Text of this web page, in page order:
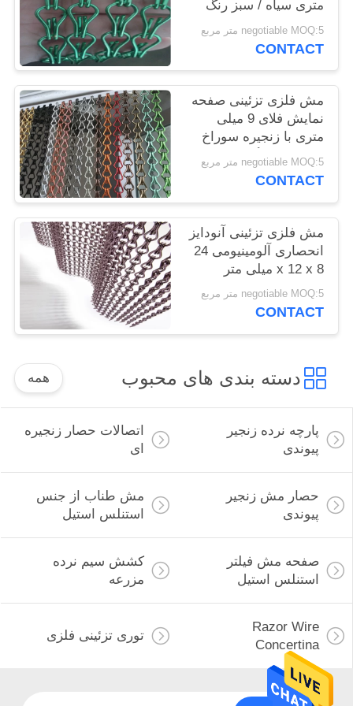
PRIVACY
POLICY
متری سیاه / سبز رنگ
negotiable MOQ:5 متر مربع
CONTACT
مش فلزی تزئینی صفحه
نمایش فلای 9 میلی
متری با زنجیره سوراخ
سفارشی رنگ طلایی
negotiable MOQ:5 متر مربع
CONTACT
مش فلزی تزئینی آنودایز
انحصاری آلومینیومی 24
x 12 x 8 میلی متر
negotiable MOQ:5 متر مربع
CONTACT
دسته بندی های محبوب همه
پارچه نرده زنجیر
پیوندی
اتصالات حصار زنجیره
ای
حصار مش زنجیر
پیوندی
مش طناب از جنس
استنلس استیل
صفحه مش فیلتر
استنلس استیل
کشش سیم نرده
مزرعه
Razor Wire
Concertina
توری تزئینی فلزی